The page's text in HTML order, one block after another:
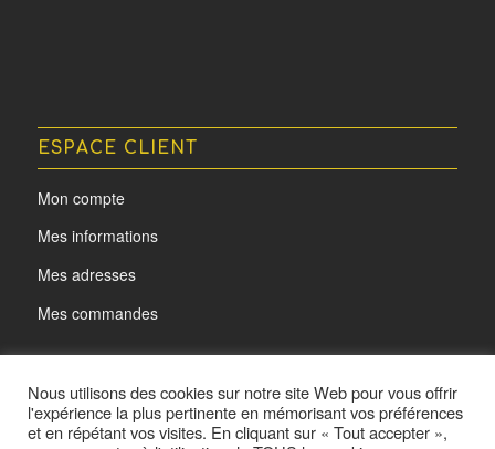
ESPACE CLIENT
Mon compte
Mes informations
Mes adresses
Mes commandes
Nous utilisons des cookies sur notre site Web pour vous offrir
l'expérience la plus pertinente en mémorisant vos préférences
et en répétant vos visites. En cliquant sur « Tout accepter »,